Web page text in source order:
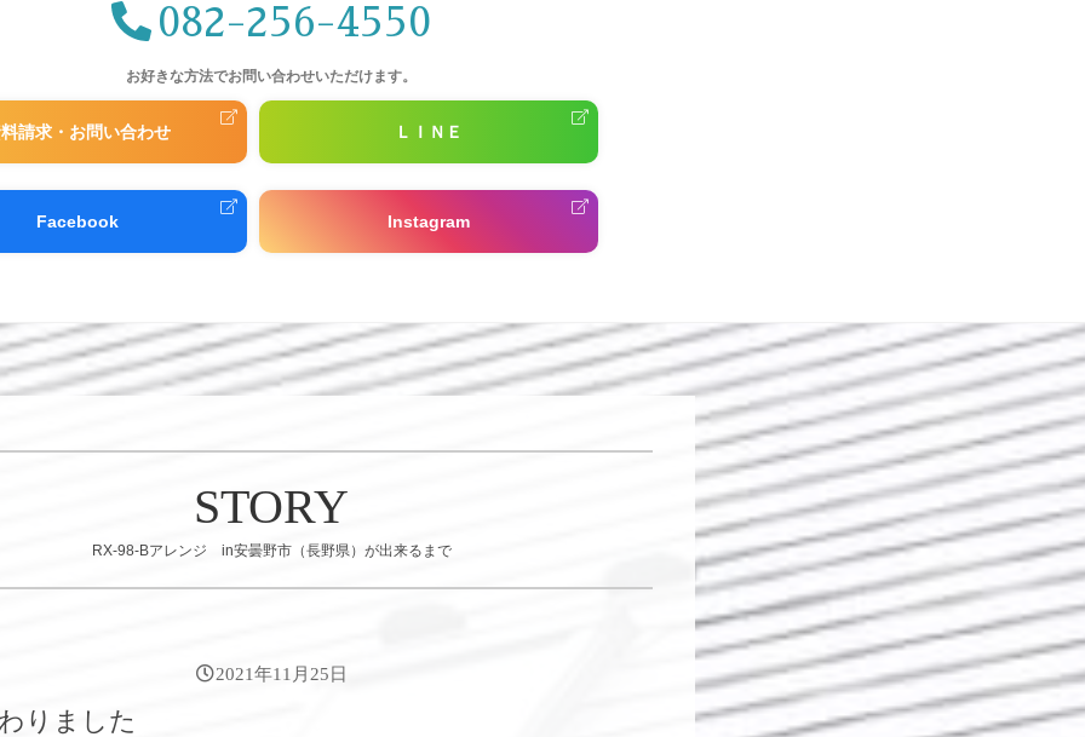
082-256-4550
お好きな方法でお問い合わせいただけます。
請求・お問い合わせ ＬＩＮＥ
Facebook Instagram
STORY
RX-98-Bアレンジ in安曇野市（長野県）が出来るまで
2021年11月25日
りました